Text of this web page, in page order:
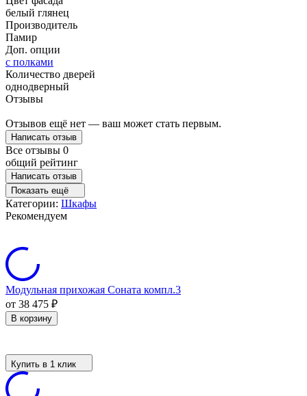
белый глянец
Производитель
Памир
Доп. опции
с полками
Количество дверей
однодверный
Отзывы
Отзывов ещё нет — ваш может стать первым.
Написать отзыв
Все отзывы 0
общий рейтинг
Написать отзыв
Показать ещё
Категории: Шкафы
Рекомендуем
Модульная прихожая Соната компл.3
от 38 475 ₽
В корзину
Купить в 1 клик